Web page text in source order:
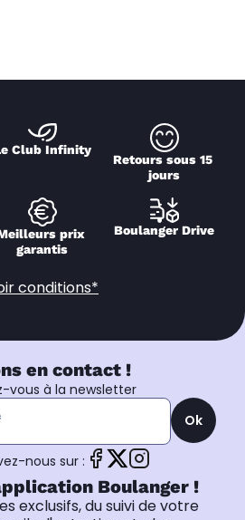
Club Infinity
Retours sous 15
jours
prix
garantis
Boulanger Drive
conditions*
en contact !
vous à la newsletter
Ok
nous sur :
Boulanger !
exclusifs, du suivi de votre